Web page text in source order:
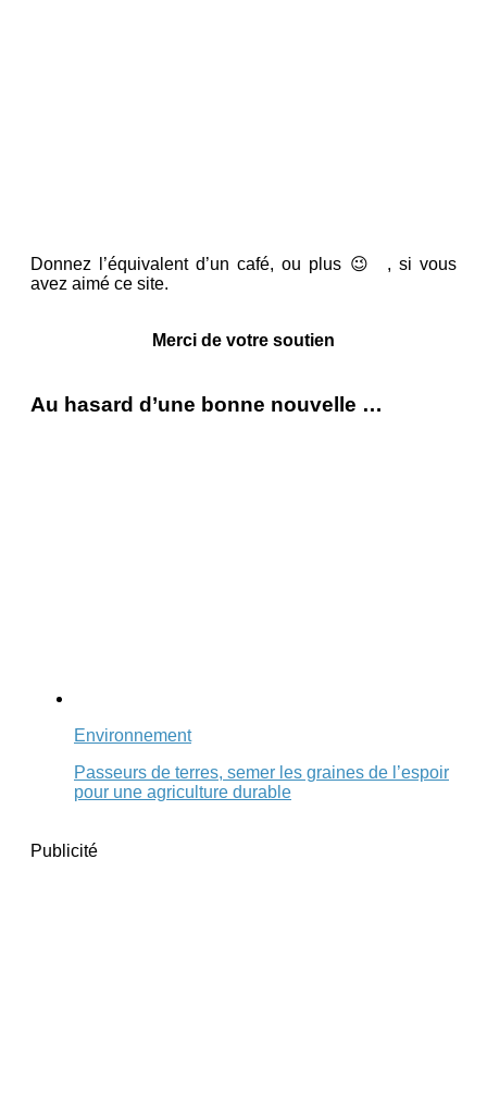
Donnez l’équivalent d’un café, ou plus 😉 , si vous
avez aimé ce site.
Merci de votre soutien
Au hasard d’une bonne nouvelle …
Environnement
Passeurs de terres, semer les graines de l’espoir
pour une agriculture durable
Publicité